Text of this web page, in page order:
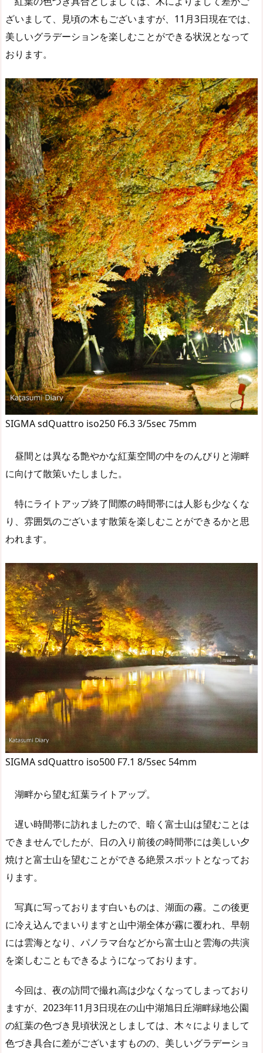
ざいまして、見頃の木もございますが、11月3日現在では、
美しいグラデーションを楽しむことができる状況となって
おります。
SIGMA sdQuattro iso250 F6.3 3/5sec 75mm
昼間とは異なる艶やかな紅葉空間の中をのんびりと湖畔
に向けて散策いたしました。
特にライトアップ終了間際の時間帯には人影も少なくな
り、雰囲気のございます散策を楽しむことができるかと思
われます。
SIGMA sdQuattro iso500 F7.1 8/5sec 54mm
湖畔から望む紅葉ライトアップ。
遅い時間帯に訪れましたので、暗く富士山は望むことは
できませんでしたが、日の入り前後の時間帯には美しい夕
焼けと富士山を望むことができる絶景スポットとなってお
ります。
写真に写っております白いものは、湖面の霧。この後更
に冷え込んでまいりますと山中湖全体が霧に覆われ、早朝
には雲海となり、パノラマ台などから富士山と雲海の共演
を楽しむこともできるようになっております。
今回は、夜の訪問で撮れ高は少なくなってしまっており
ますが、2023年11月3日現在の山中湖旭日丘湖畔緑地公園
の紅葉の色づき見頃状況としましては、木々によりまして
色づき具合に差がございますものの、美しいグラデーショ